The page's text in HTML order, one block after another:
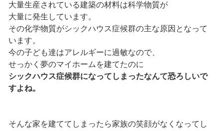
大量生産されている建築の材料は科学物質が
大量に発生しています。
その化学物質がシックハウス症候群の主な原因となって
います。
今の子ども達はアレルギーに過敏なので、
せっかく夢のマイホームを建てたのに
シックハウス症候群になってしまったなんて恐ろしいで
すよね。
そんな家を建ててしまったら家族の笑顔がなくなってし